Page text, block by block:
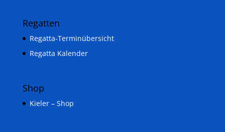
Regatten
Regatta-Terminübersicht
Regatta Kalender
Shop
Kieler – Shop